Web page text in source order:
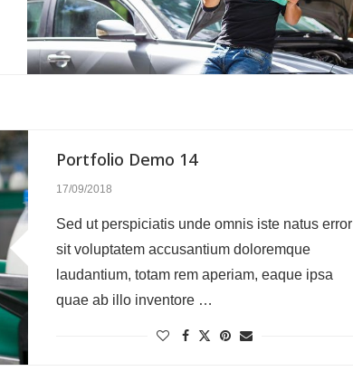
Portfolio Demo 14
17/09/2018
Sed ut perspiciatis unde omnis iste natus error
sit voluptatem accusantium doloremque
laudantium, totam rem aperiam, eaque ipsa
quae ab illo inventore …